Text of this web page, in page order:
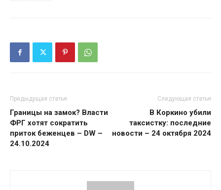
Предыдущая статья
Границы на замок? Власти
ФРГ хотят сократить
приток беженцев – DW –
24.10.2024
Следующая статья
В Коркино убили
таксистку: последние
новости – 24 октября 2024